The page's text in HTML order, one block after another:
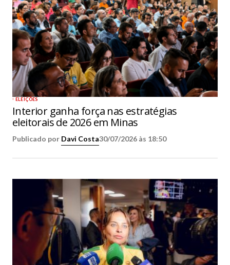
ELEIÇÕES
Interior ganha força nas estratégias
eleitorais de 2026 em Minas
Publicado por Davi Costa30/07/2026 às 18:50